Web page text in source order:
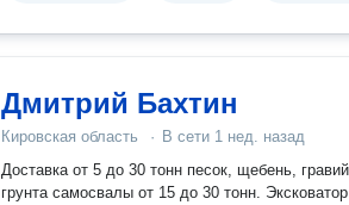
Дмитрий Бахтин
Кировская область · В сети 1 нед. назад
Доставка от 5 до 30 тонн песок, щебень, гравий,
грунта самосвалы от 15 до 30 тонн. Эксковатор - погрузчик